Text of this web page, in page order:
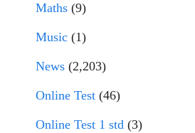
Maths (9)
Music (1)
News (2,203)
Online Test (46)
Online Test 1 std (3)